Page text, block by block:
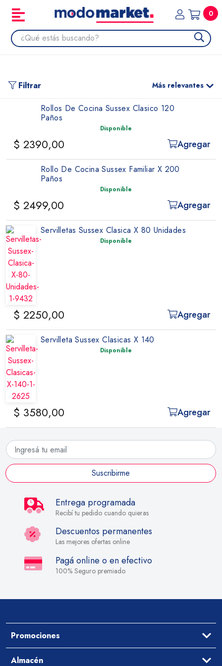
0
Filtrar Más relevantes
Rollos De Cocina Sussex Clasico 120
Paños
Disponible
$ 2390,00 Agregar
Rollo De Cocina Sussex Familiar X 200
Paños
Disponible
$ 2499,00 Agregar
Servilletas Sussex Clasica X 80 Unidades
Disponible
$ 2250,00 Agregar
Servilleta Sussex Clasicas X 140
Disponible
$ 3580,00 Agregar
Suscribirme
Entrega programada
Recibí tu pedido cuando quieras
Descuentos permanentes
Las mejores ofertas online
Pagá online o en efectivo
100% Seguro premiado
Promociones
Almacén